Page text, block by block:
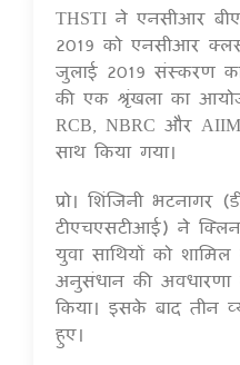
THSTI ने एनसीआर
2019 को एनसीआर
जुलाई 2019 संस्करण
की एक श्रृंखला का
RCB, NBRC और
साथ किया गया।
प्रो। शिंजिनी भटनागर
टीएचएसटीआई) ने
युवा साथियों को
अनुसंधान की
किया। इसके बाद तीन
हुए।